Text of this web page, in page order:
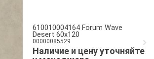
610010004164 Forum Wave
Desert 60x120
00000085529
Наличие и цену уточняйте